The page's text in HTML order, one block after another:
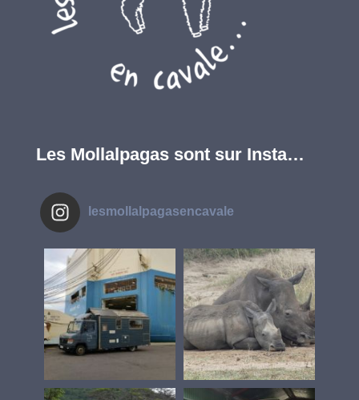
Les Mollalpagas sont sur Insta…
lesmollalpagasencavale